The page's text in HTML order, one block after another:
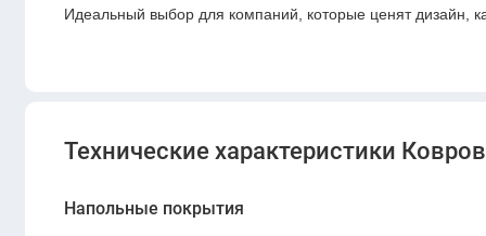
Идеальный выбор для компаний, которые ценят дизайн,
Технические характеристики
Напольные покрытия